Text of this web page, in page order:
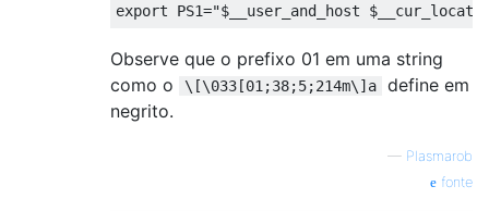
export PS1="$__user_and_host
Observe que o prefixo 01 em uma string
como o
\[\033[01;38;5;214m\]a
define em
negrito.
— Plasmarob
fonte